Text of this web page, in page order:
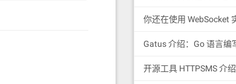
开源工具 HTTPSMS 介绍